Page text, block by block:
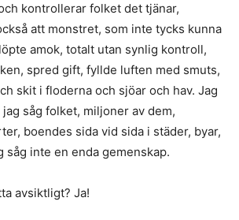
kontrollerar folket det tjänar,
att monstret, som inte tycks kunna
amok, totalt utan synlig kontroll,
spred gift, fyllde luften med smuts,
skit i floderna och sjöar och hav. Jag
såg folket, miljoner av dem,
boendes sida vid sida i städer, byar,
såg inte en enda gemenskap.
avsiktligt? Ja!